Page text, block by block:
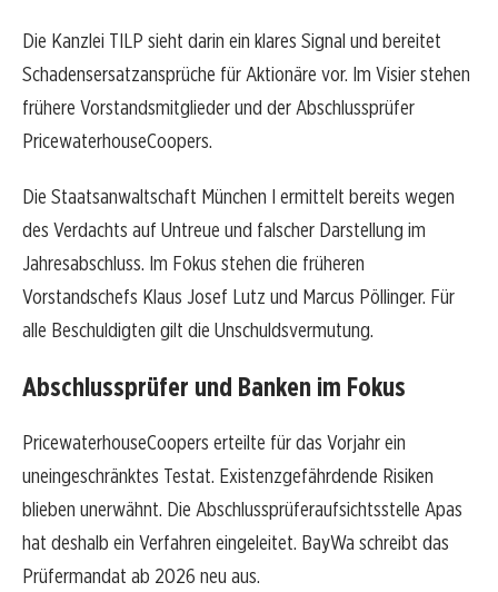
Die Kanzlei TILP sieht darin ein klares Signal und bereitet
Schadensersatzansprüche für Aktionäre vor. Im Visier stehen
frühere Vorstandsmitglieder und der Abschlussprüfer
PricewaterhouseCoopers.
Die Staatsanwaltschaft München I ermittelt bereits wegen
des Verdachts auf Untreue und falscher Darstellung im
Jahresabschluss. Im Fokus stehen die früheren
Vorstandschefs Klaus Josef Lutz und Marcus Pöllinger. Für
alle Beschuldigten gilt die Unschuldsvermutung.
Abschlussprüfer und Banken im Fokus
PricewaterhouseCoopers erteilte für das Vorjahr ein
uneingeschränktes Testat. Existenzgefährdende Risiken
blieben unerwähnt. Die Abschlussprüferaufsichtsstelle Apas
hat deshalb ein Verfahren eingeleitet. BayWa schreibt das
Prüfermandat ab 2026 neu aus.